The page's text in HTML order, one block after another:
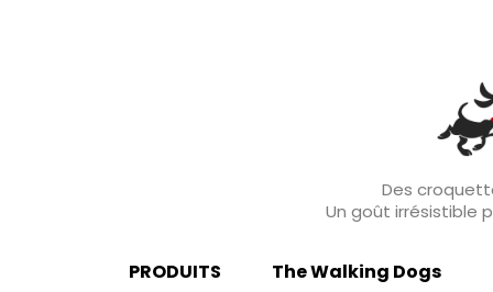
Des
Un goût irrésistible
PRODUITS The Walking Dogs